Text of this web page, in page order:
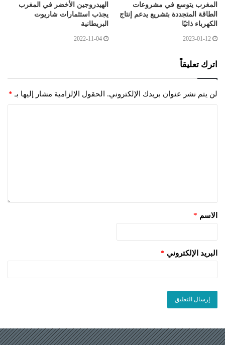
المغرب يتوسع في مشروعات
الطاقة المتجددة بتشريع يدعم إنتاج
الكهرباء ذاتيًا
2023-01-12
الهيدروجين الأخضر في المغرب
يجذب استثمارات شاريوت
البريطانية
2022-11-04
اترك تعليقاً
لن يتم نشر عنوان بريدك الإلكتروني. الحقول الإلزامية مشار إليها بـ *
الاسم *
البريد الإلكتروني *